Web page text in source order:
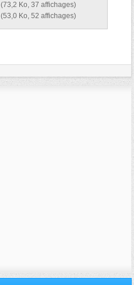
(73,2 Ko, 37 affichages)
(53,0 Ko, 52 affichages)